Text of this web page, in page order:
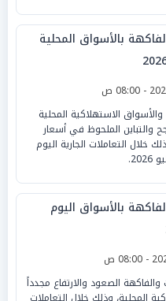
بالأسواق المحلية
الاستهلاكية المحلية
والتباين الملحوظ في أسعار
خلال التعاملات الجارية اليوم
بالأسواق اليوم
الصعود والارتفاع مجدداً